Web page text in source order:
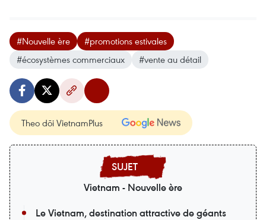
#Nouvelle ère
#promotions estivales
#écosystèmes commerciaux
#vente au détail
Theo dõi VietnamPlus
Vietnam - Nouvelle ère
Le Vietnam, destination attractive de géants